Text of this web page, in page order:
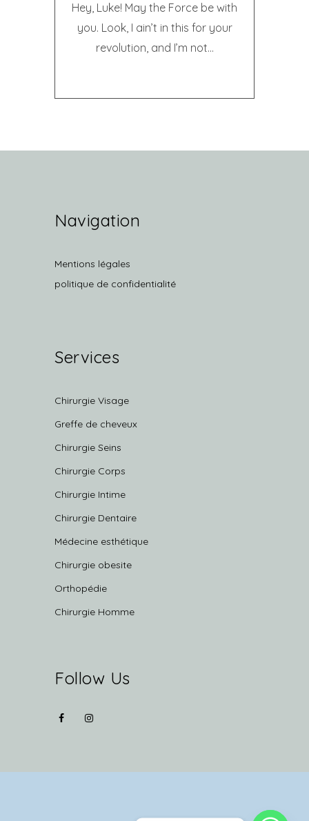
Hey, Luke! May the Force be with
you. Look, I ain’t in this for your
revolution, and I’m not...
Navigation
Mentions légales
politique de confidentialité
Services
Chirurgie Visage
Greffe de cheveux
Chirurgie Seins
Chirurgie Corps
Chirurgie Intime
Chirurgie Dentaire
Médecine esthétique
Chirurgie obesite
Orthopédie
Chirurgie Homme
Follow Us